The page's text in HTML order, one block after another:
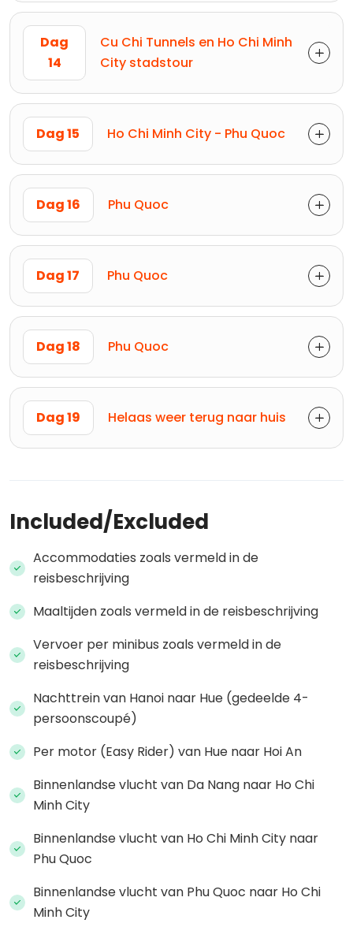
Dag
14
Cu Chi Tunnels en Ho Chi Minh
City stadstour
Dag 15 Ho Chi Minh City - Phu Quoc
Dag 16 Phu Quoc
Dag 17 Phu Quoc
Dag 18 Phu Quoc
Dag 19 Helaas weer terug naar huis
Included/Excluded
Accommodaties zoals vermeld in de
reisbeschrijving
Maaltijden zoals vermeld in de reisbeschrijving
Vervoer per minibus zoals vermeld in de
reisbeschrijving
Nachttrein van Hanoi naar Hue (gedeelde 4-
persoonscoupé)
Per motor (Easy Rider) van Hue naar Hoi An
Binnenlandse vlucht van Da Nang naar Ho Chi
Minh City
Binnenlandse vlucht van Ho Chi Minh City naar
Phu Quoc
Binnenlandse vlucht van Phu Quoc naar Ho Chi
Minh City